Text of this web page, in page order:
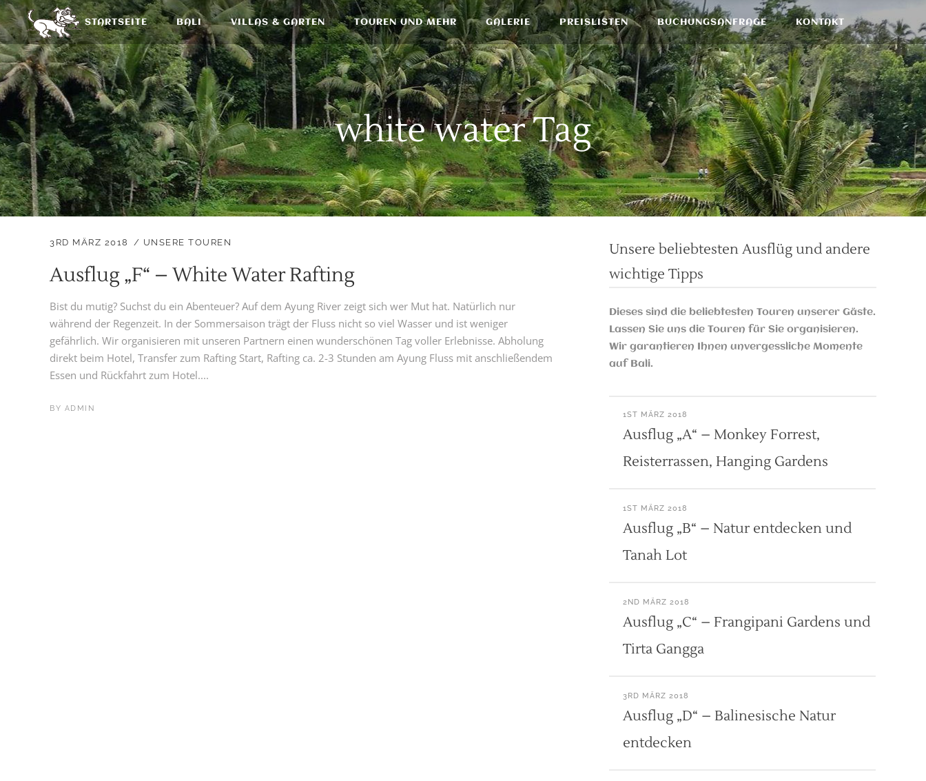
STARTSEITE BALI VILLAS & GARTEN TOUREN UND MEHR GALERIE PREISLISTEN BUCHUNGSANFRAGE KONTAKT
white water Tag
3RD MÄRZ 2018 UNSERE TOUREN
Ausflug „F“ – White Water Rafting
Bist du mutig? Suchst du ein Abenteuer? Auf dem Ayung River zeigt sich wer Mut hat. Natürlich nur
während der Regenzeit. In der Sommersaison trägt der Fluss nicht so viel Wasser und ist weniger
gefährlich. Wir organisieren mit unseren Partnern einen wunderschönen Tag voller Erlebnisse. Abholung
direkt beim Hotel, Transfer zum Rafting Start, Rafting ca. 2-3 Stunden am Ayung Fluss mit anschließendem
Essen und Rückfahrt zum Hotel....
BY ADMIN
Unsere beliebtesten Ausflüg und andere
wichtige Tipps
Dieses sind die beliebtesten Touren unserer Gäste.
Lassen Sie uns die Touren für Sie organisieren.
Wir garantieren Ihnen unvergessliche Momente
auf Bali.
1ST MÄRZ 2018
Ausflug „A“ – Monkey Forrest,
Reisterrassen, Hanging Gardens
1ST MÄRZ 2018
Ausflug „B“ – Natur entdecken und
Tanah Lot
2ND MÄRZ 2018
Ausflug „C“ – Frangipani Gardens und
Tirta Gangga
3RD MÄRZ 2018
Ausflug „D“ – Balinesische Natur
entdecken